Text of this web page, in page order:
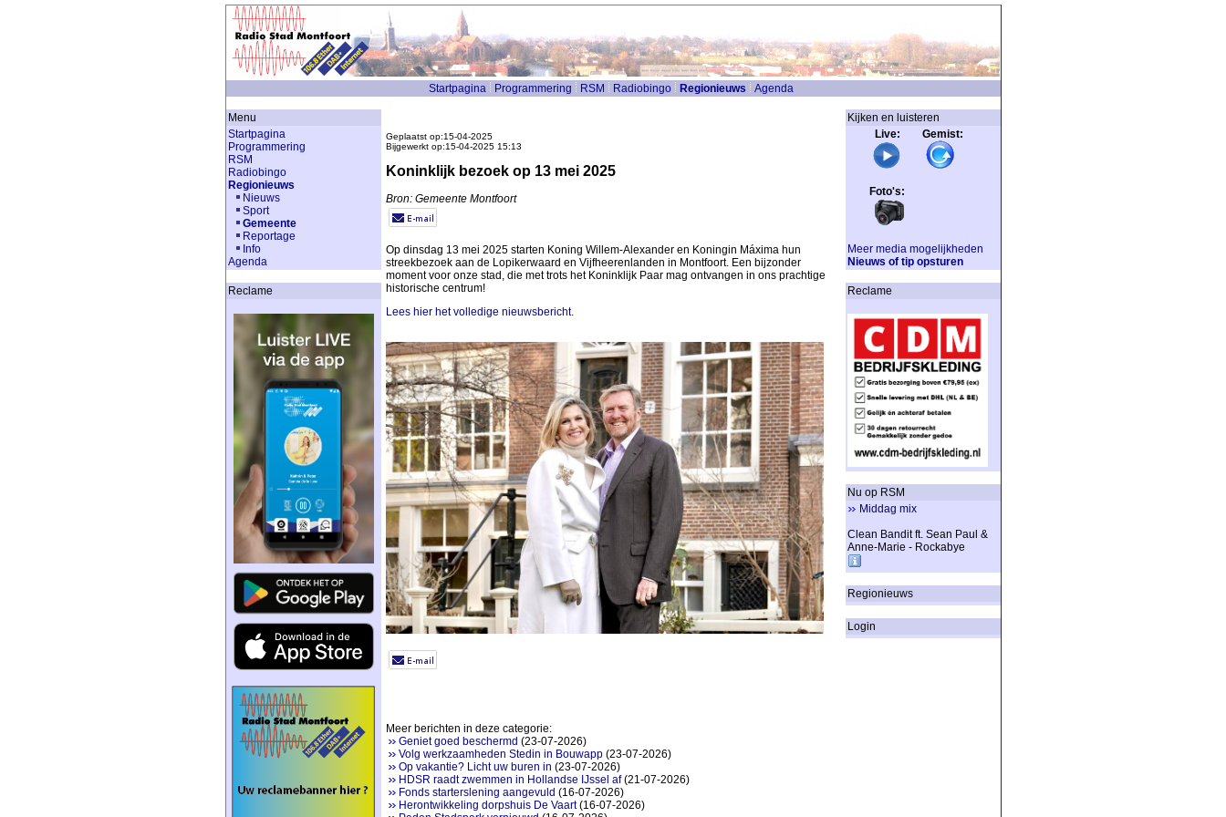
Startpagina Programmering RSM Radiobingo Regionieuws Agenda
Menu
Startpagina
Programmering
RSM
Radiobingo
Regionieuws
Nieuws
Sport
Gemeente
Reportage
Info
Agenda
Reclame
Geplaatst op:15-04-2025
Bijgewerkt op:15-04-2025 15:13
Koninklijk bezoek op 13 mei 2025
Bron: Gemeente Montfoort
Op dinsdag 13 mei 2025 starten Koning Willem-Alexander en Koningin Máxima hun
streekbezoek aan de Lopikerwaard en Vijfheerenlanden in Montfoort. Een bijzonder
moment voor onze stad, die met trots het Koninklijk Paar mag ontvangen in ons prachtige
historische centrum!
Lees hier het volledige nieuwsbericht.
Meer berichten in deze categorie:
Geniet goed beschermd (23-07-2026)
Volg werkzaamheden Stedin in Bouwapp(23-07-2026)
Op vakantie? Licht uw buren in (23-07-2026)
HDSR raadt zwemmen in Hollandse IJssel af(21-07-2026)
Fonds starterslening aangevuld (16-07-2026)
Herontwikkeling dorpshuis De Vaart(16-07-2026)
Kijken en luisteren
Live: Gemist:
Foto's:
Meer media mogelijkheden
Nieuws of tip opsturen
Reclame
Nu op RSM
Middag mix
Clean Bandit ft. Sean Paul &
Anne-Marie - Rockabye
Regionieuws
Login